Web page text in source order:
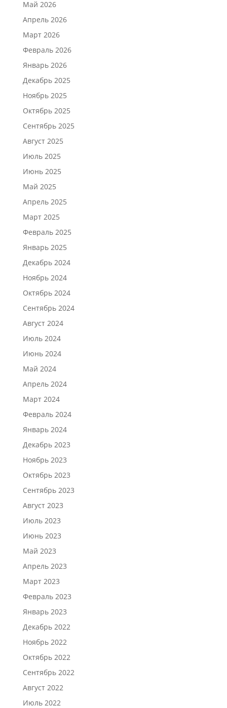
Май 2026
Апрель 2026
Март 2026
Февраль 2026
Январь 2026
Декабрь 2025
Ноябрь 2025
Октябрь 2025
Сентябрь 2025
Август 2025
Июль 2025
Июнь 2025
Май 2025
Апрель 2025
Март 2025
Февраль 2025
Январь 2025
Декабрь 2024
Ноябрь 2024
Октябрь 2024
Сентябрь 2024
Август 2024
Июль 2024
Июнь 2024
Май 2024
Апрель 2024
Март 2024
Февраль 2024
Январь 2024
Декабрь 2023
Ноябрь 2023
Октябрь 2023
Сентябрь 2023
Август 2023
Июль 2023
Июнь 2023
Май 2023
Апрель 2023
Март 2023
Февраль 2023
Январь 2023
Декабрь 2022
Ноябрь 2022
Октябрь 2022
Сентябрь 2022
Август 2022
Июль 2022